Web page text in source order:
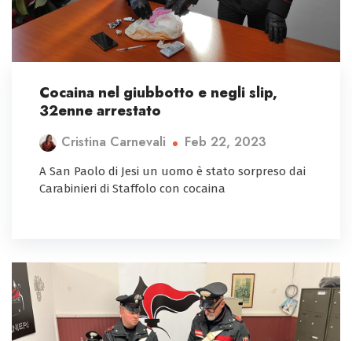
Cocaina nel giubbotto e negli slip,
32enne arrestato
Cristina Carnevali Feb 22, 2023
A San Paolo di Jesi un uomo è stato sorpreso dai
Carabinieri di Staffolo con cocaina